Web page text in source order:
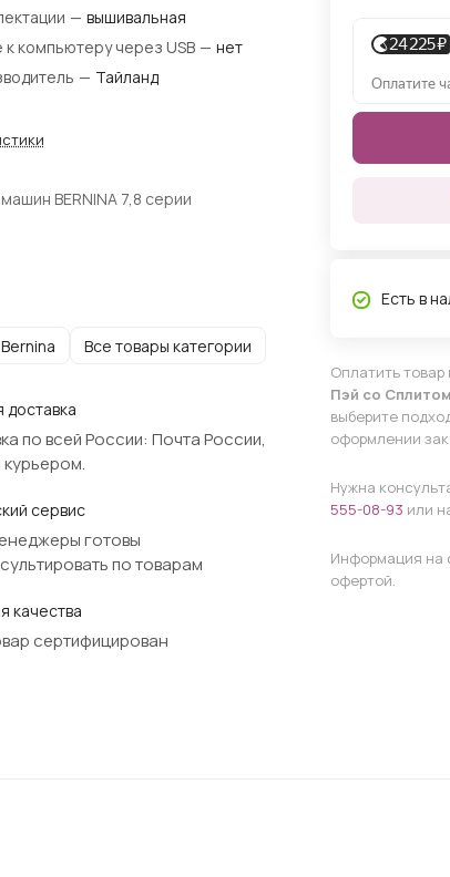
— вышивальная
компьютеру через USB — нет
— Тайланд
BERNINA 7,8 серии
Все товары категории
доставка
по всей России: Почта России,
сервис
готовы
по товарам
качества
сертифицирован
Есть в
Оплатить
Пэй со Сплитом
выберите
оформлении
Нужна
555-08-93 или
Информация на
офертой.